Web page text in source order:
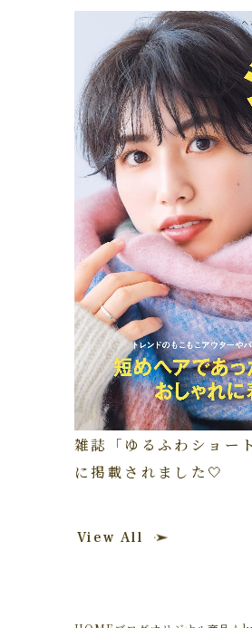
雑誌「ゆるふわショー
に掲載されました🤍
View All